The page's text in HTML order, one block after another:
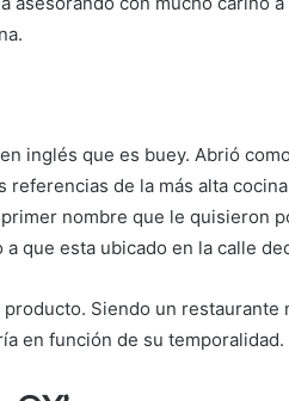
inglés que es buey. Abrió
de la más alta
nombre que le quisieron
a que esta ubicado en la calle
Siendo un restaurante
en función de su temporalidad.